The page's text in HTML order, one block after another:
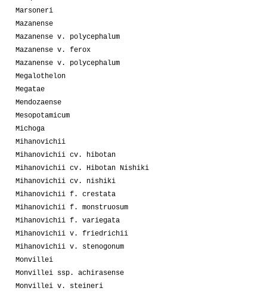
Marsoneri
Mazanense
Mazanense v. polycephalum
Mazanense v. ferox
Mazanense v. polycephalum
Megalothelon
Megatae
Mendozaense
Mesopotamicum
Michoga
Mihanovichii
Mihanovichii cv. hibotan
Mihanovichii cv. Hibotan Nishiki
Mihanovichii cv. nishiki
Mihanovichii f. crestata
Mihanovichii f. monstruosum
Mihanovichii f. variegata
Mihanovichii v. friedrichii
Mihanovichii v. stenogonum
Monvillei
Monvillei ssp. achirasense
Monvillei v. steineri